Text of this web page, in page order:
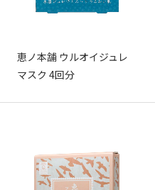
恵ノ本舗 ウルオイジュレ
マスク 4回分